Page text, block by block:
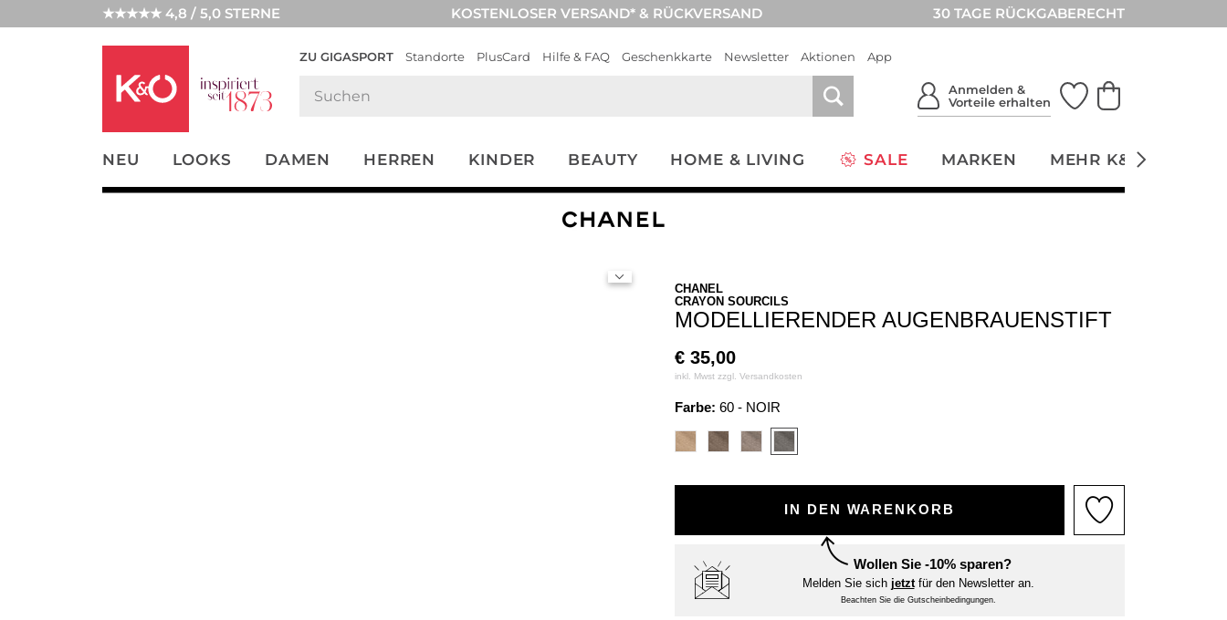
★★★★★ 4,8 / 5,0 STERNE KOSTENLOSER VERSAND* & RÜCKVERSAND 30 TAGE RÜCKGABERECHT
ZU GIGASPORT Standorte PlusCard Hilfe & FAQ Geschenkkarte Newsletter Aktionen App
Anmelden &
Vorteile erhalten
NEU LOOKS DAMEN HERREN KINDER BEAUTY HOME & LIVING SALE MARKEN MEHR K&Ö
UNSERE APP
CLICK &
CHANEL
CRAYON SOURCILS
MODELLIERENDER AUGENBRAUENSTIFT
€ 35,00
inkl. Mwst zzgl. Versandkosten
Farbe: 60 - NOIR
IN DEN WARENKORB
Wollen Sie -10% sparen?
Melden Sie sich jetztfür den Newsletter an.
Beachten Sie die Gutscheinbedingungen.